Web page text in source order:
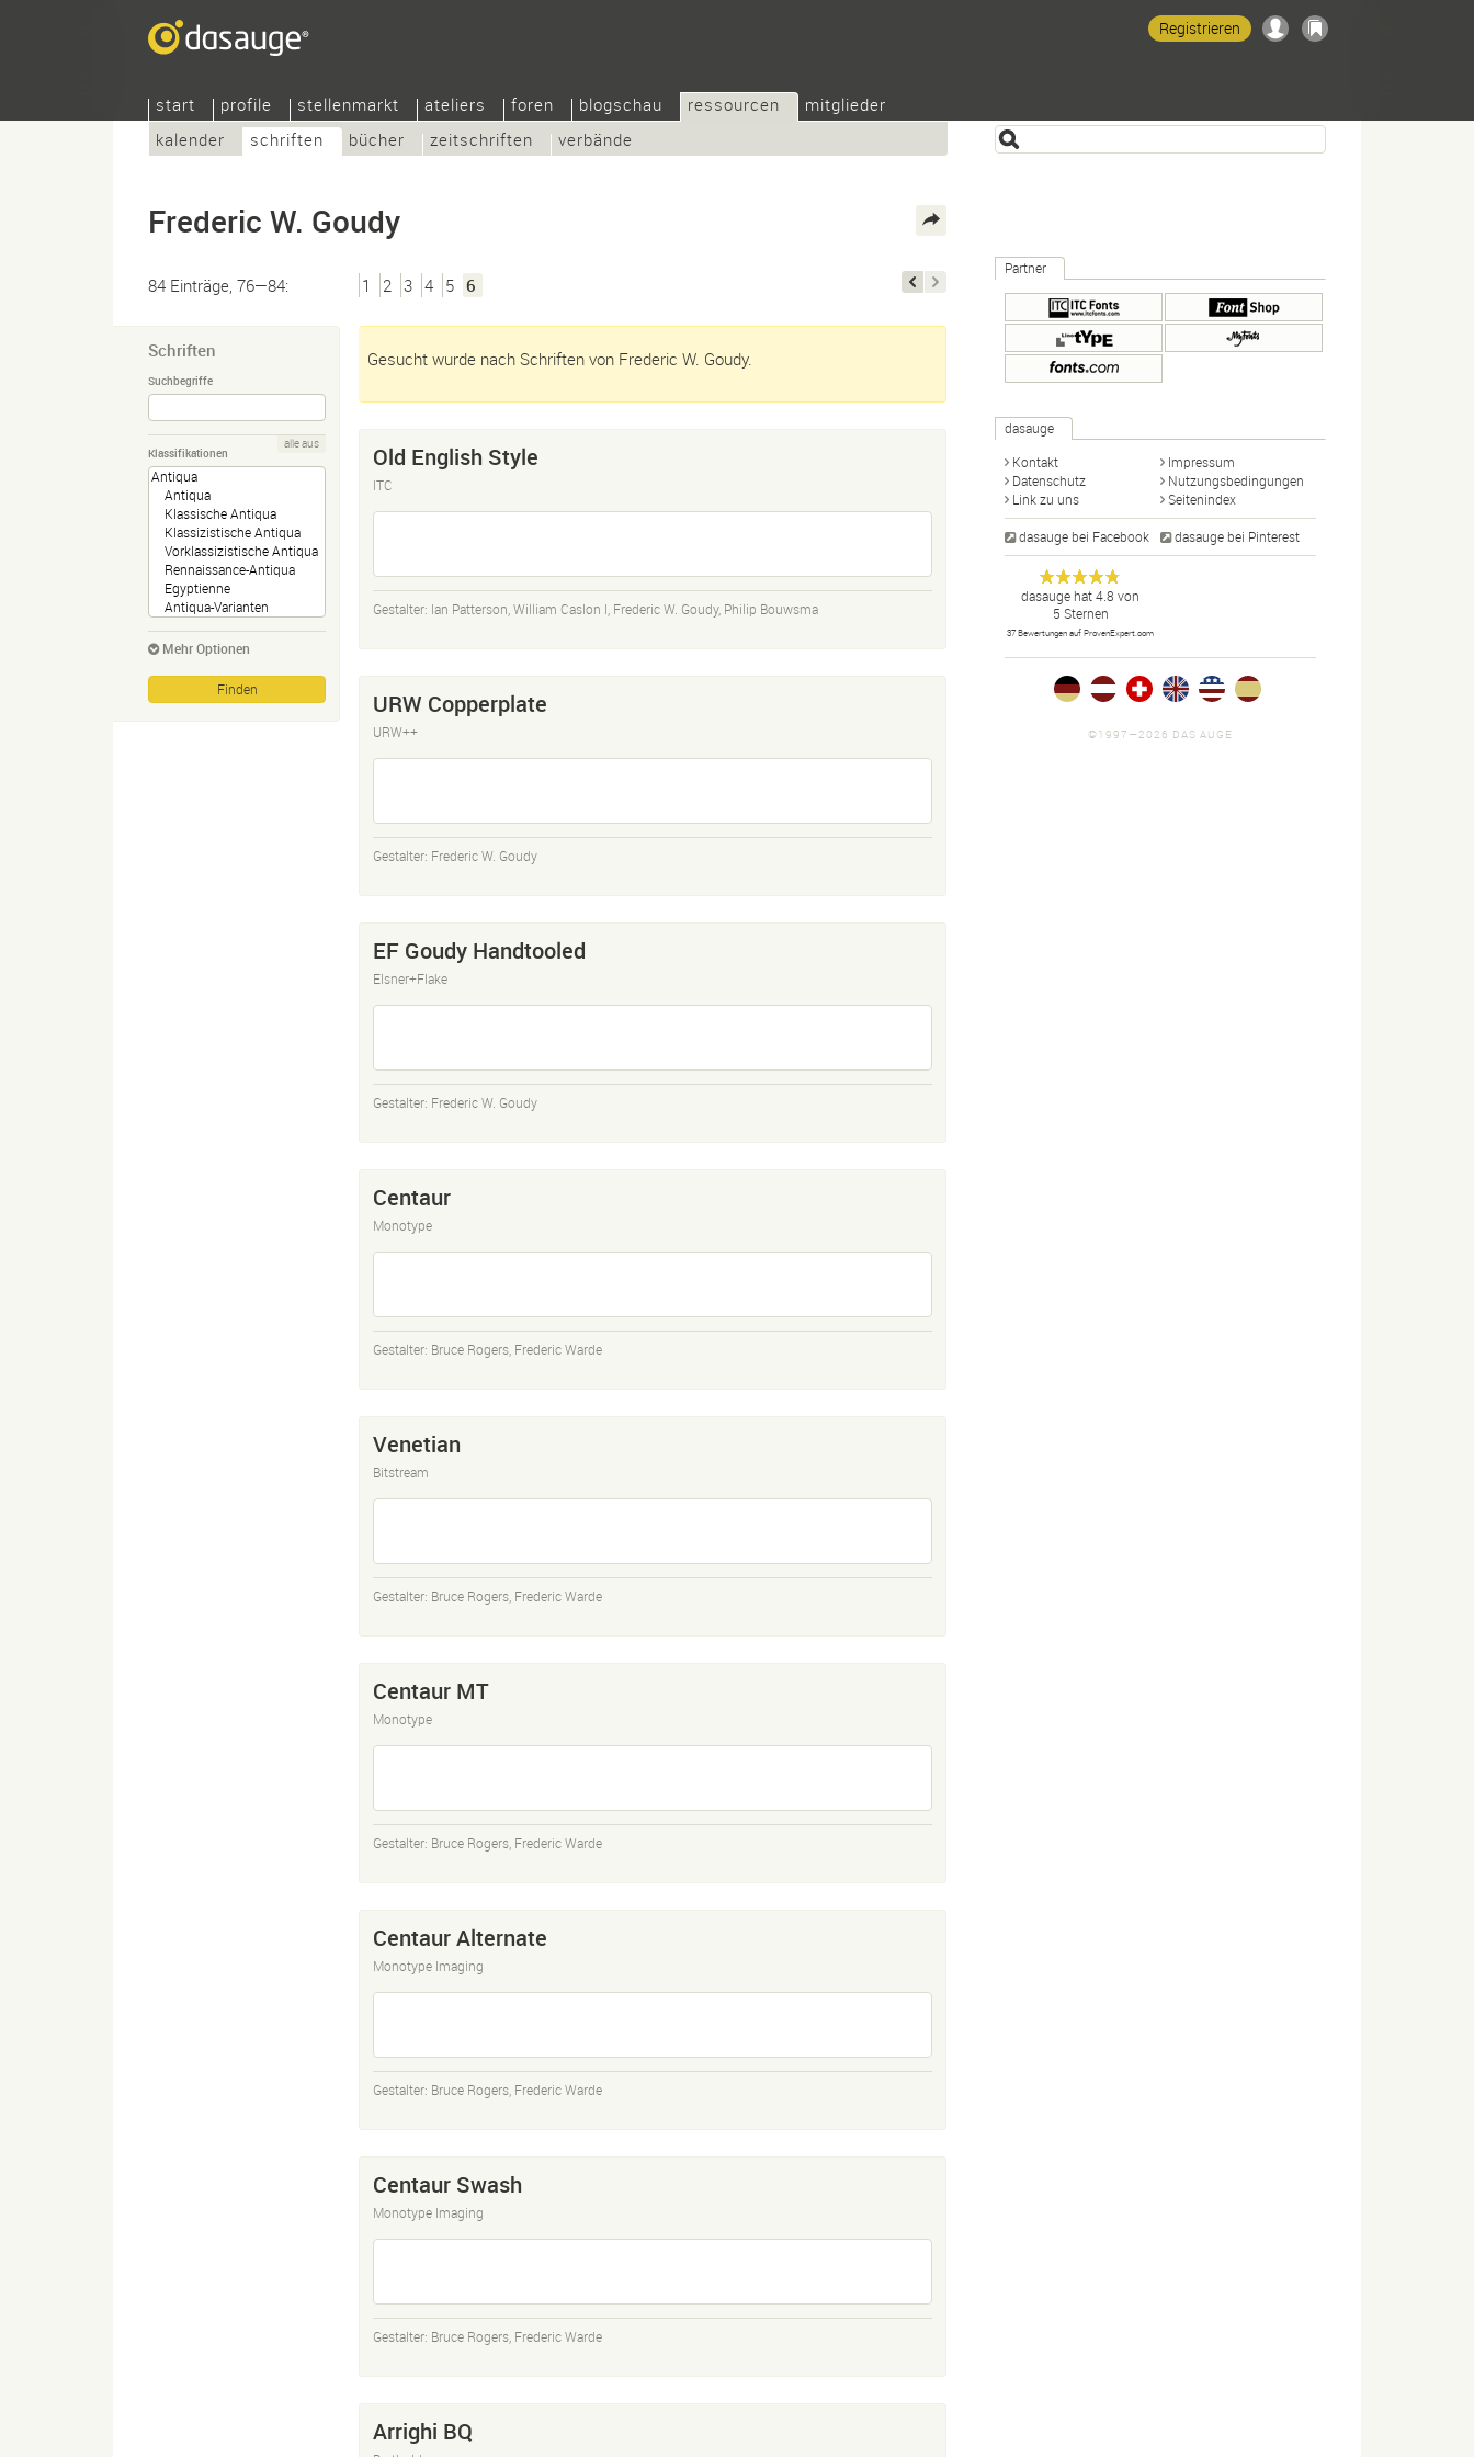
start profile stellenmarkt ateliers foren blogschau
ressourcen
kalender
schriften bücher zeitschriften verbände
mitglieder
Registrieren
Frederic W. Goudy
84 Einträge, 76—84: 1 2 3 4 5 6
Schriften
Suchbegriffe
Klassifikationen
alle aus
Mehr Optionen
Gesucht wurde nach Schriften von Frederic W. Goudy.
Old English Style
ITC
Gestalter: Ian Patterson William Caslon I Frederic W. Goudy, Philip Bouwsma
URW Copperplate
URW++
Gestalter: Frederic W. Goudy
EF Goudy Handtooled
Elsner+Flake
Gestalter: Frederic W. Goudy
Centaur
Monotype
Gestalter: Bruce Rogers Frederic Warde
Venetian
Bitstream
Gestalter: Bruce Rogers Frederic Warde
Centaur MT
Monotype
Gestalter: Bruce Rogers Frederic Warde
Centaur Alternate
Monotype Imaging
Gestalter: Bruce Rogers Frederic Warde
Centaur Swash
Monotype Imaging
Gestalter: Bruce Rogers Frederic Warde
Arrighi BQ
Partner
dasauge
Kontakt
Impressum
Datenschutz
Nutzungsbedingungen
Link zu uns
Seitenindex
dasauge bei Facebook dasauge bei Pinterest
dasauge
Designer,
Fotografen,
Agenturen,
Portfolios
und Jobs.
Anonym
dasauge hat4.8 von
5 Sternen
37 Bewertungen auf ProvenExpert.com
©1997—2026 DAS AUGE